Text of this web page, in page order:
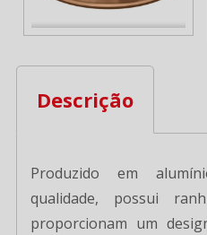
Descrição
Produzido em
qualidade, possui
proporcionam um